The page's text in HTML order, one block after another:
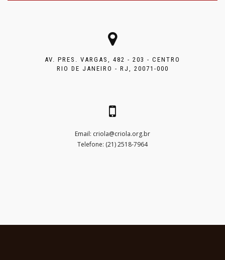
AV. PRES. VARGAS, 482 - 203 - CENTRO
RIO DE JANEIRO - RJ, 20071-000
Email: criola@criola.org.br
Telefone: (21) 2518-7964